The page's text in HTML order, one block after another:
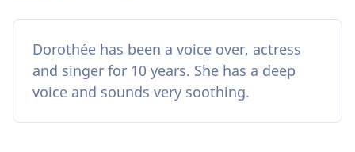
Dorothée has been a voice over, actress
and singer for 10 years. She has a deep
voice and sounds very soothing.